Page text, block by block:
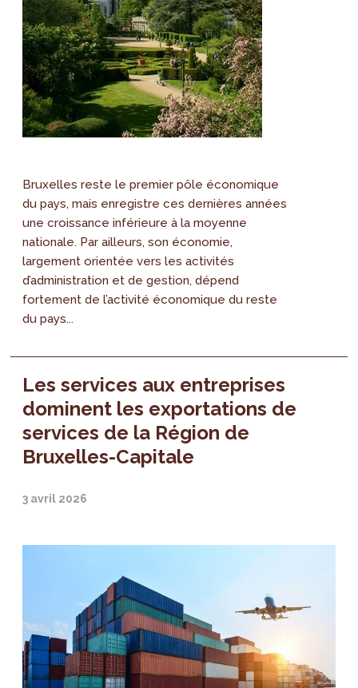
Bruxelles reste le premier pôle économique
du pays, mais enregistre ces dernières années
une croissance inférieure à la moyenne
nationale. Par ailleurs, son économie,
largement orientée vers les activités
d’administration et de gestion, dépend
fortement de l’activité économique du reste
du pays...
Les services aux entreprises
dominent les exportations de
services de la Région de
Bruxelles-Capitale
3 avril 2026